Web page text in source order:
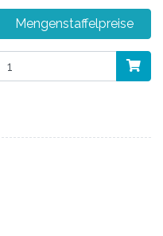
Mengenstaffelpreise